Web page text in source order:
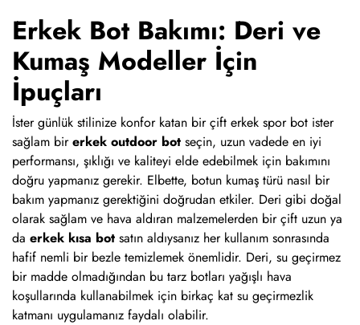
Erkek Bot Bakımı: Deri ve
Kumaş Modeller İçin
İpuçları
İster günlük stilinize konfor katan bir çift erkek spor bot ister
sağlam birerkek outdoor bot seçin, uzun vadede en iyi
performansı, şıklığı ve kaliteyi elde edebilmek için bakımını
doğru yapmanız gerekir. Elbette, botun kumaş türü nasıl bir
bakım yapmanız gerektiğini doğrudan etkiler. Deri gibi doğal
olarak sağlam ve hava aldıran malzemelerden bir çift uzun ya
da erkek kısa bot satın aldıysanız her kullanım sonrasında
hafif nemli bir bezle temizlemek önemlidir. Deri, su geçirmez
bir madde olmadığından bu tarz botları yağışlı hava
koşullarında kullanabilmek için birkaç kat su geçirmezlik
katmanı uygulamanız faydalı olabilir.